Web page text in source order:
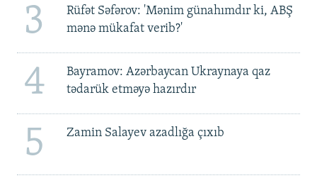
3
Rüfət Səfərov: 'Mənim günahımdır ki, ABŞ
mənə mükafat verib?'
4
Bayramov: Azərbaycan Ukraynaya qaz
tədarük etməyə hazırdır
5 Zamin Salayev azadlığa çıxıb